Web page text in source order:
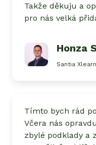
Takže děkuju a
pro nás velká
Honza
Santia
Tímto bych rád
Včera nás
zbylé podklady a